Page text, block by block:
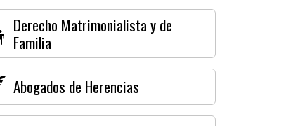
Derecho Matrimonialista y de
Familia
Abogados de Herencias